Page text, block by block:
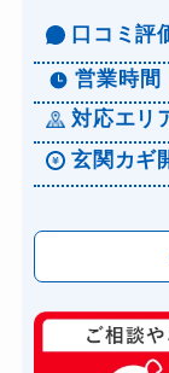
口コミ評
営業時間
対応エリ
玄関カギ
玄関カギ